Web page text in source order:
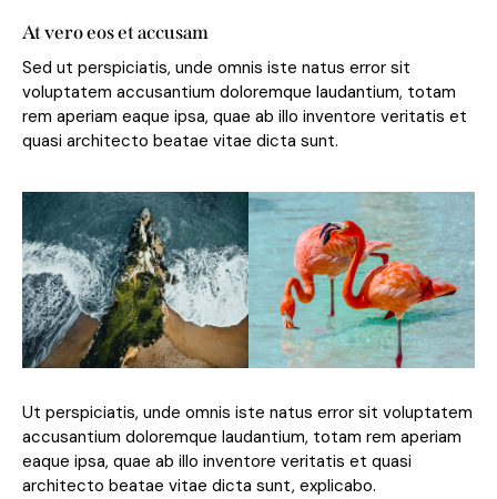
At vero eos et accusam
Sed ut perspiciatis, unde omnis iste natus error sit
voluptatem accusantium doloremque laudantium, totam
rem aperiam eaque ipsa, quae ab illo inventore veritatis et
quasi architecto beatae vitae dicta sunt.
Ut perspiciatis, unde omnis iste natus error sit voluptatem
accusantium doloremque laudantium, totam rem aperiam
eaque ipsa, quae ab illo inventore veritatis et quasi
architecto beatae vitae dicta sunt, explicabo.